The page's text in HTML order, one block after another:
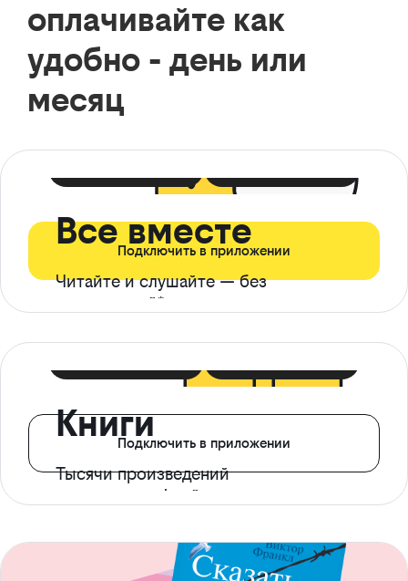
оплачивайте как
удобно - день или
месяц
Все вместе
Читайте и слушайте — без
ограничений*
Подключить в приложении
Книги
Тысячи произведений
с доступом офлайн
Подключить в приложении